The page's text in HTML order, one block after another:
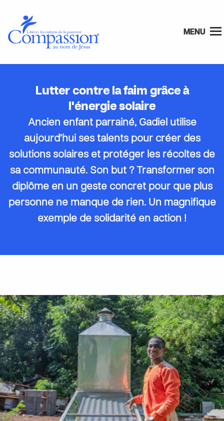
MENU
Lutter contre la faim grâce à
l'énergie solaire
Ancien enfant parrainé, Gadiel utilise
aujourd’hui ses talents pour créer des
solutions solaires et protéger les récoltes de
sa communauté. Son but ? Transformer son
diplôme en un geste concret pour que plus
personne ne manque de rien. Un magnifique
exemple de solidarité en action !